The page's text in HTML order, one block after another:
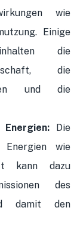
wie
Einige
die
die
und die
Die
Energien wie
kann dazu
des
damit den